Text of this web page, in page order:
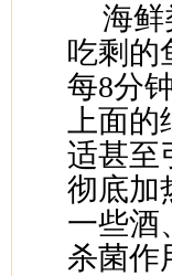
海鲜
吃剩的
每8分
上面
适甚至
彻底加
一些酒
杀菌作